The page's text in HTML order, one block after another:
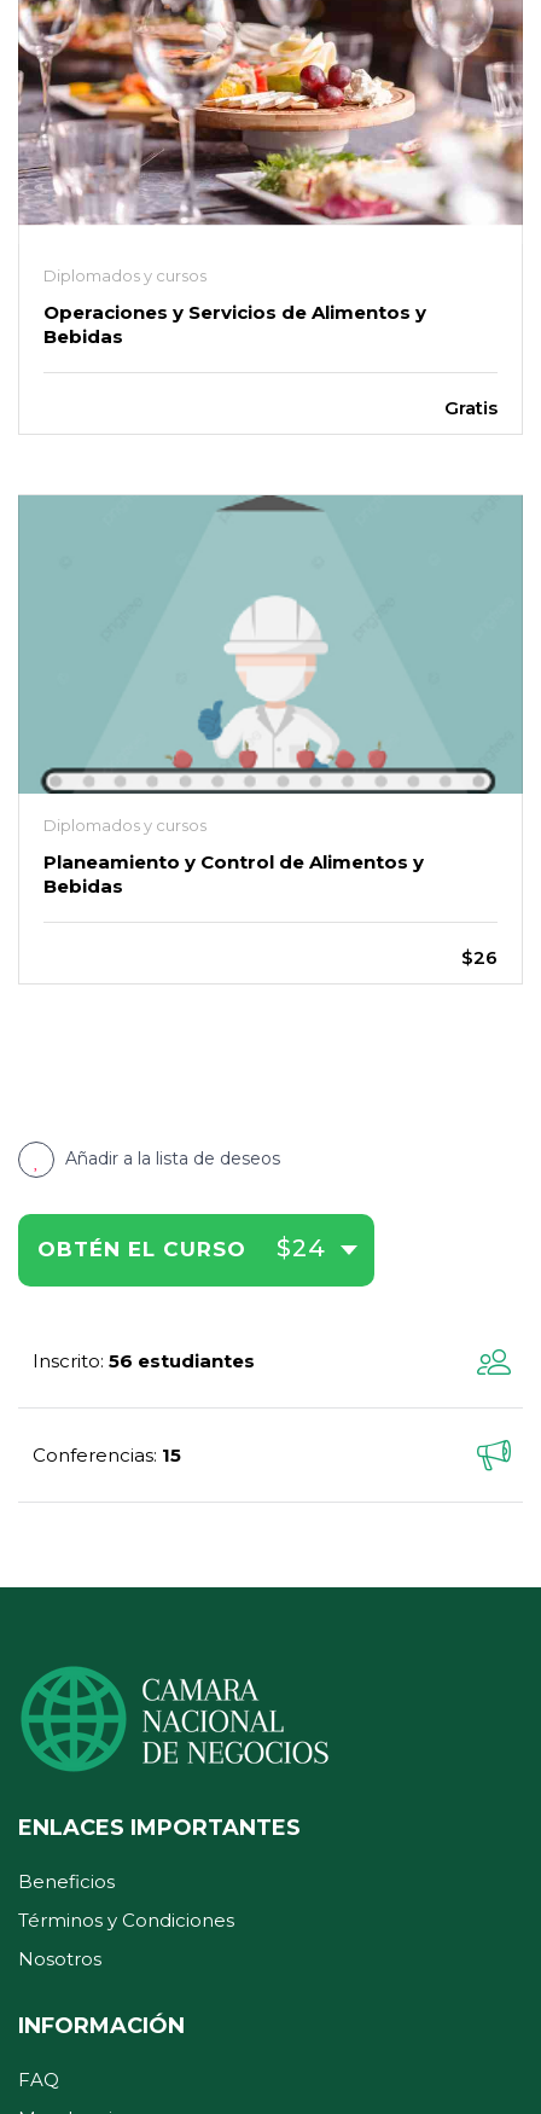
Diplomados y cursos
Operaciones y Servicios de Alimentos y
Bebidas
Gratis
Diplomados y cursos
Planeamiento y Control de Alimentos y
Bebidas
$26
Añadir a la lista de deseos
OBTÉN EL CURSO $24
Inscrito: 56 estudiantes
Conferencias: 15
ENLACES IMPORTANTES
Beneficios
Términos y Condiciones
Nosotros
INFORMACIÓN
FAQ